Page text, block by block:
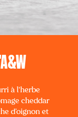
à l'herbe
cheddar
d’oignon et